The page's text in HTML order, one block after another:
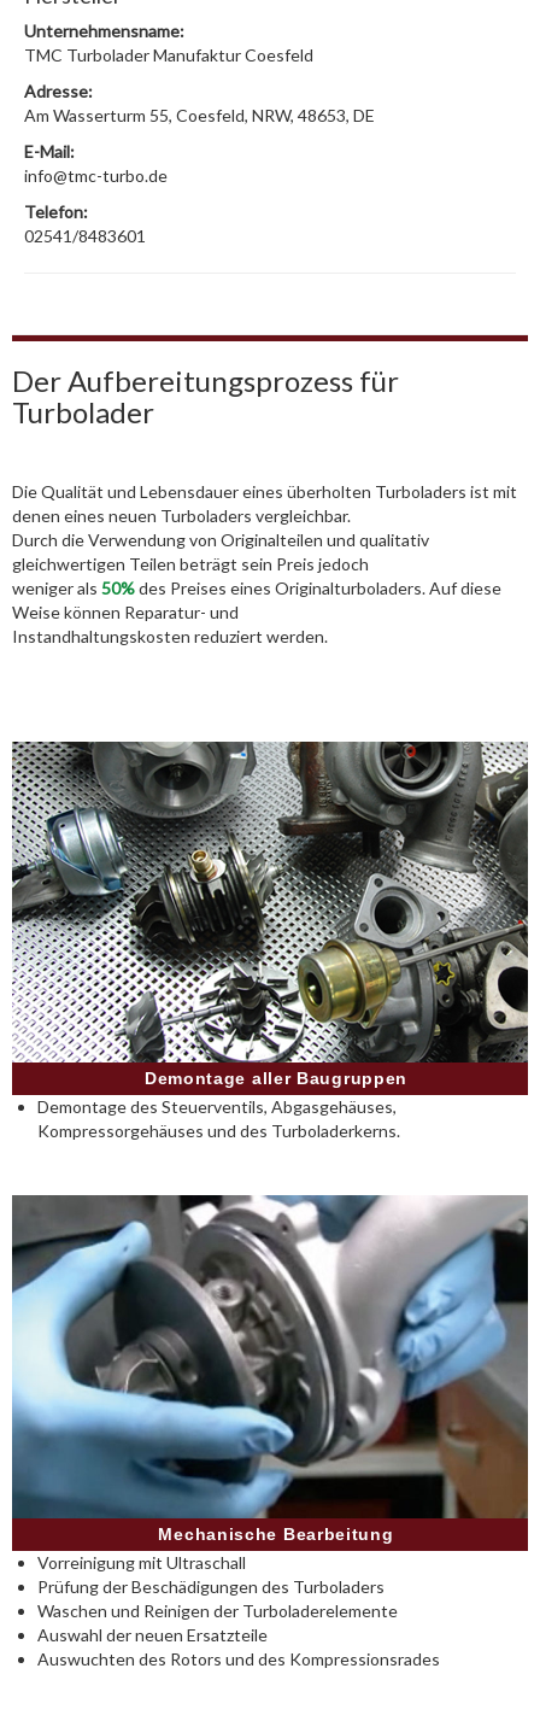
Unternehmensname:
TMC Turbolader Manufaktur Coesfeld
Adresse:
Am Wasserturm 55, Coesfeld, NRW, 48653, DE
E-Mail:
info@tmc-turbo.de
Telefon:
02541/8483601
Der Aufbereitungsprozess für
Turbolader
Die Qualität und Lebensdauer eines überholten Turboladers ist mit
denen eines neuen Turboladers vergleichbar.
Durch die Verwendung von Originalteilen und qualitativ
gleichwertigen Teilen beträgt sein Preis jedoch
weniger als 50%des Preises eines Originalturboladers. Auf diese
Weise können Reparatur- und
Instandhaltungskosten reduziert werden.
Demontage aller Baugruppen
Demontage des Steuerventils, Abgasgehäuses,
Kompressorgehäuses und des Turboladerkerns.
Mechanische Bearbeitung
Vorreinigung mit Ultraschall
Prüfung der Beschädigungen des Turboladers
Waschen und Reinigen der Turboladerelemente
Auswahl der neuen Ersatzteile
Auswuchten des Rotors und des Kompressionsrades